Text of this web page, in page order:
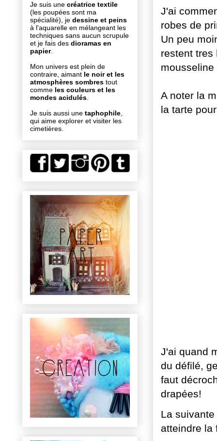
J'ai
robes de
Un peu
restent tres
A noter la
la tarte
J'ai quand
du défilé,
faut
drapées!
La
atteindre la
Je suis une créatrice textile
(les poupées sont ma
spécialité), je dessine et peins
à l'aquarelle en mélangeant les
techniques sans aucun scrupule
et je fais des dioramas en
papier.
Mon univers est plein de
contraire, aimant le noir et les
atmosphères sombres tout
comme les couleurs et les
mondes acidulés
Je suis aussi une taphophile
qui aime explorer et visiter les
cimetières.